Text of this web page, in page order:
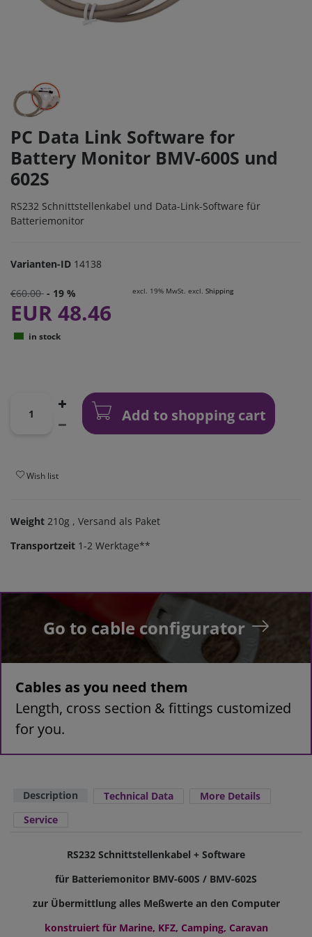
PC Data Link Software for
Battery Monitor BMV-600S und
602S
RS232 Schnittstellenkabel und Data-Link-Software für
Batteriemonitor
Varianten-ID 14138
€60.00 - 19 %
EUR 48.46
excl. 19% MwSt. excl. Shipping
in stock
Add to shopping cart
Wish list
Weight 210g , Versand als Paket
Transportzeit 1-2 Werktage**
Go to cable configurator
Cables as you need them
Length, cross section & fittings customized
for you.
Description Technical Data
More Details
Service
RS232 Schnittstellenkabel + Software
für Batteriemonitor BMV-600S / BMV-602S
zur Übermittlung alles Meßwerte an den Computer
konstruiert für Marine, KFZ, Camping, Caravan